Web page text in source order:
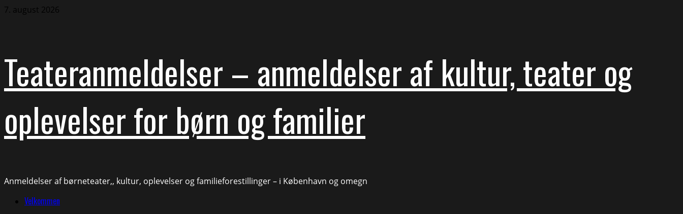
Skip
7. august 2026
Teateranmeldelser – anmeldelser af kultur, teater og
oplevelser for børn og familier
Anmeldelser af børneteater,, kultur, oplevelser og familieforestillinger – i København og omegn
PrimaryVelkommen